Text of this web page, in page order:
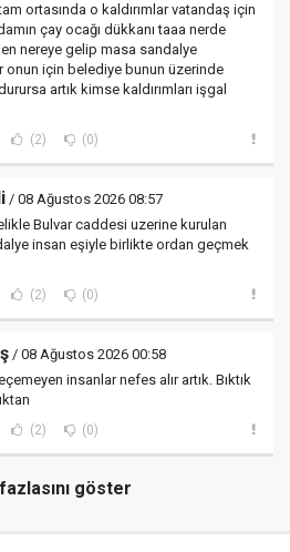
tam ortasında o kaldırımlar vatandaş için
çay ocağı dükkanı taaa nerde
nereye gelip masa sandalye
onun için belediye bunun üzerinde
artık kimse kaldırımları işgal
(2) (0)
/ 08 Ağustos 2026 08:57
Bulvar caddesi uzerine kurulan
insan eşiyle birlikte ordan geçmek
(2) (0)
/ 08 Ağustos 2026 00:58
insanlar nefes alır artık. Bıktık
(2) (0)
göster